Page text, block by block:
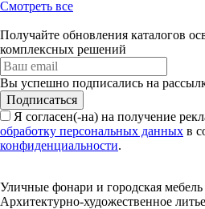
Смотреть все
Получайте обновления каталогов
комплексных решений
Вы успешно подписались на
Подписаться
Я согласен(-на) на получение
обработку персональных данных в
конфиденциальности.
Уличные фонари и городская мебель
Архитектурно-художественное литье